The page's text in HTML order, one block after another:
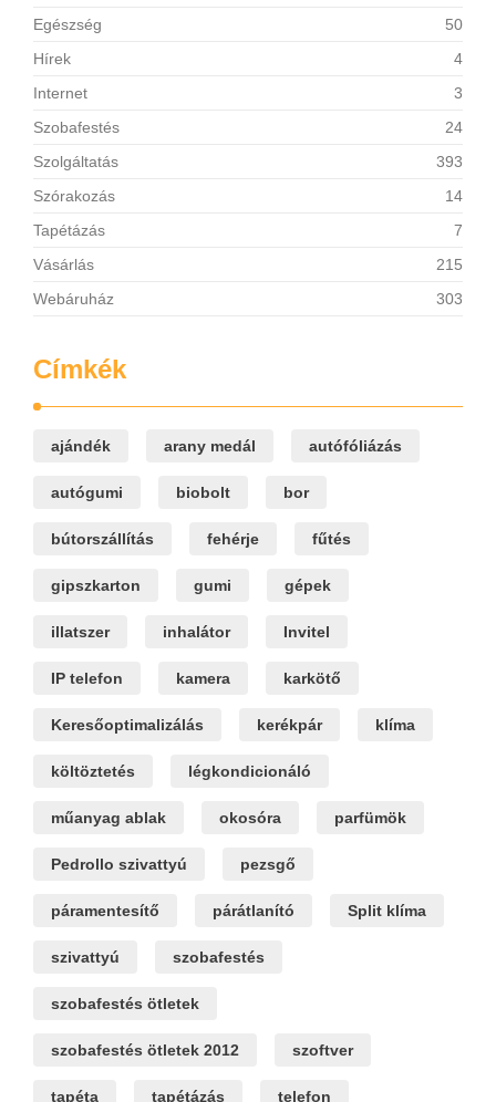
Egészség
50
Hírek
4
Internet
3
Szobafestés
24
Szolgáltatás
393
Szórakozás
14
Tapétázás
7
Vásárlás
215
Webáruház
303
Címkék
ajándék arany medál autófóliázás
autógumi biobolt bor
bútorszállítás fehérje fűtés
gipszkarton gumi gépek
illatszer inhalátor Invitel
IP telefon kamera karkötő
Keresőoptimalizálás kerékpár klíma
költöztetés légkondicionáló
műanyag ablak okosóra parfümök
Pedrollo szivattyú pezsgő
páramentesítő párátlanító Split klíma
szivattyú szobafestés
szobafestés ötletek
szobafestés ötletek 2012 szoftver
tapéta tapétázás telefon